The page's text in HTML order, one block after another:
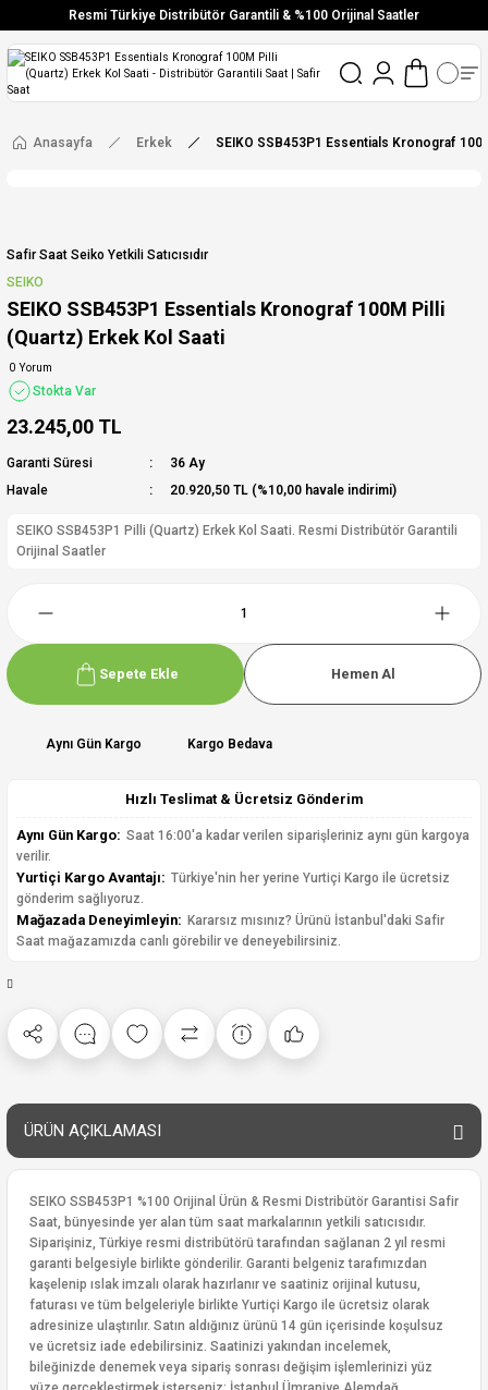
Resmi Türkiye Distribütör Garantili & %100 Orijinal Saatler
Vade Farksız 6 Taksit
Aynı Gün Stoktan Gönderim
Ücretsiz Kargo
Anasayfa Erkek SEIKO SSB453P1 Essentials Kronograf
Safir Saat Seiko Yetkili Satıcısıdır
SEIKO
SEIKO SSB453P1 Essentials Kronograf 100M Pilli
(Quartz) Erkek Kol Saati
0 Yorum
Stokta Var
23.245,00 TL
Garanti Süresi
36 Ay
Havale
20.920,50 TL (%10,00 havale indirimi)
SEIKO SSB453P1 Pilli (Quartz) Erkek Kol Saati. Resmi Distribütör Garantili
Orijinal Saatler
Sepete Ekle Hemen Al
Aynı Gün Kargo Kargo Bedava
Hızlı Teslimat & Ücretsiz Gönderim
Aynı Gün Kargo: Saat 16:00'a kadar verilen siparişleriniz aynı gün kargoya
verilir.
Yurtiçi Kargo Avantajı: Türkiye'nin her yerine Yurtiçi Kargo ile ücretsiz
gönderim sağlıyoruz.
Mağazada Deneyimleyin: Kararsız mısınız? Ürünü İstanbul'daki Safir
Saat mağazamızda canlı görebilir ve deneyebilirsiniz.
ÜRÜN AÇIKLAMASI
SEIKO SSB453P1 %100 Orijinal Ürün & Resmi Distribütör Garantisi Safir
Saat, bünyesinde yer alan tüm saat markalarının yetkili satıcısıdır.
Siparişiniz, Türkiye resmi distribütörü tarafından sağlanan 2 yıl resmi
garanti belgesiyle birlikte gönderilir. Garanti belgeniz tarafımızdan
kaşelenip ıslak imzalı olarak hazırlanır ve saatiniz orijinal kutusu,
faturası ve tüm belgeleriyle birlikte Yurtiçi Kargo ile ücretsiz olarak
adresinize ulaştırılır. Satın aldığınız ürünü 14 gün içerisinde koşulsuz
ve ücretsiz iade edebilirsiniz. Saatinizi yakından incelemek,
bileğinizde denemek veya sipariş sonrası değişim işlemlerinizi yüz